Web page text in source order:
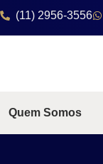
(11) 2956-3556
Quem Somos